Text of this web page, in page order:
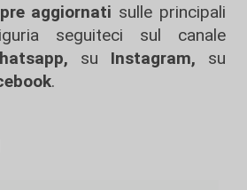
aggiornati sulle principali
seguiteci sul canale
su Instagram, su
.